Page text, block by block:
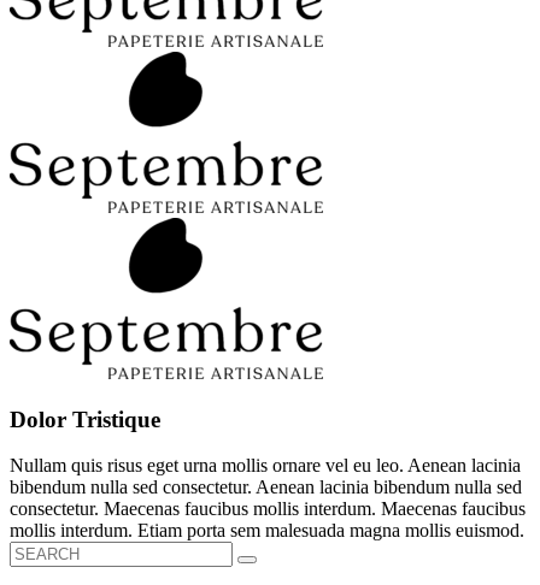
Dolor Tristique
Nullam quis risus eget urna mollis ornare vel eu leo. Aenean lacinia
bibendum nulla sed consectetur. Aenean lacinia bibendum nulla sed
consectetur. Maecenas faucibus mollis interdum. Maecenas faucibus
mollis interdum. Etiam porta sem malesuada magna mollis euismod.